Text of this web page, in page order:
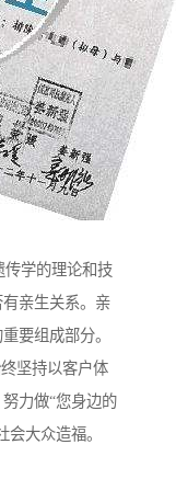
传学的理论和技
亲生关系。亲
要组成部分。
坚持以客户体
力做“您身边的
大众造福。